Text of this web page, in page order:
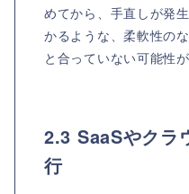
めてから、手直しが発
かるような、柔軟性の
と合っていない可能性が
2.3 SaaSやクラ
行